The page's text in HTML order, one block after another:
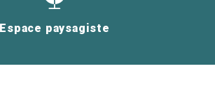
Espace paysagiste